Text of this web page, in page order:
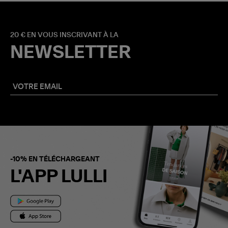
20 € EN VOUS INSCRIVANT À LA
NEWSLETTER
-10% EN TÉLÉCHARGEANT
L'APP LULLI